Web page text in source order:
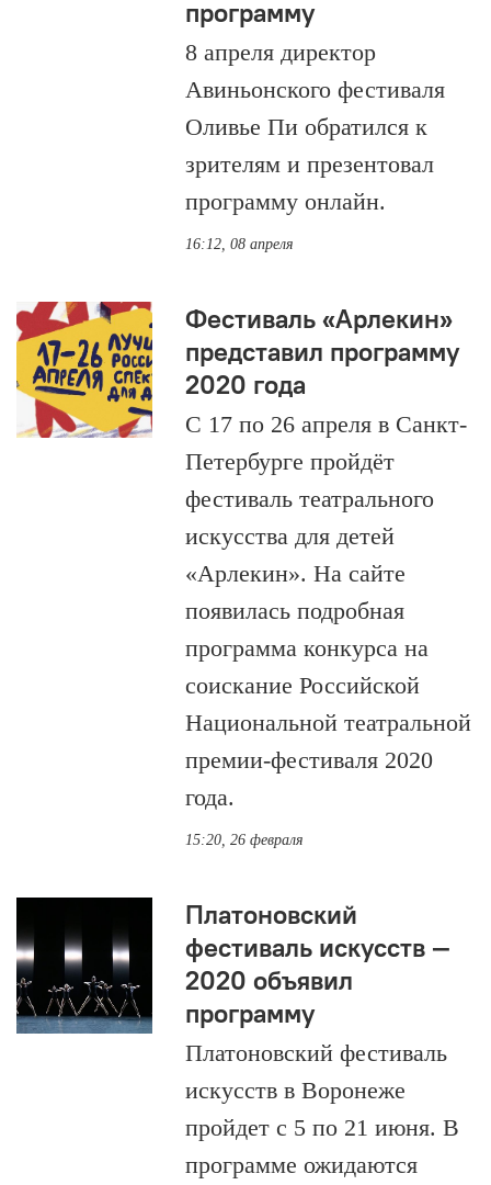
программу
8 апреля директор
Авиньонского фестиваля
Оливье Пи обратился к
зрителям и презентовал
программу онлайн.
16:12, 08 апреля
Фестиваль «Арлекин»
представил программу
2020 года
С 17 по 26 апреля в Санкт-
Петербурге пройдёт
фестиваль театрального
искусства для детей
«Арлекин». На сайте
появилась подробная
программа конкурса на
соискание Российской
Национальной театральной
премии-фестиваля 2020
года.
15:20, 26 февраля
Платоновский
фестиваль искусств —
2020 объявил
программу
Платоновский фестиваль
искусств в Воронеже
пройдет с 5 по 21 июня. В
программе ожидаются